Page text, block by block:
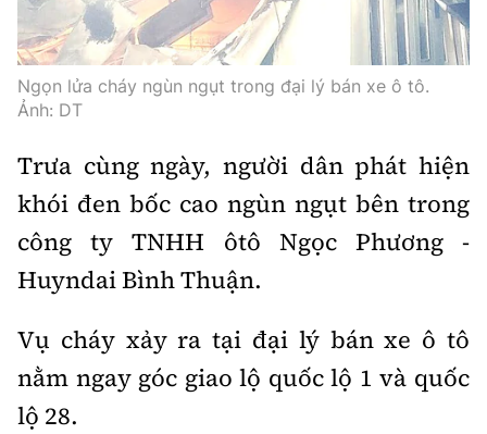
Nhà thầu
Mời thầu - Đấu thầu
Gương sáng giao thông
Âm nhạc
Hậu trường sao
360 độ thể thao
Sản phẩm mới
Tư vấn
Thế giới
Thời sự Quốc tế
Hồ sơ tài liệu
Thế giới giao thông
Thế giới xây dựng
Đi ++
Khám phá
Lối sống
Ẩm thực
Thời sự
Khám phá
Camera giao thông
Câu chuyện giao thông
Giải trí - Thể thao
Cơ quan chủ quản: Bộ Xây dựng
Giấy phép số: 03/GP-BVHTTDL, cấp ngày 1/4/2025.
Tòa soạn: Số 2 Nguyễn Công Hoan, phường Giảng Võ,
Ngọn lửa cháy ngùn ngụt trong đại lý bán xe ô tô.
Ảnh: DT
Trưa cùng ngày, người dân phát hiện
khói đen bốc cao ngùn ngụt bên trong
công ty TNHH ôtô Ngọc Phương -
Huyndai Bình Thuận.
Vụ cháy xảy ra tại đại lý bán xe ô tô
nằm ngay góc giao lộ quốc lộ 1 và quốc
lộ 28.